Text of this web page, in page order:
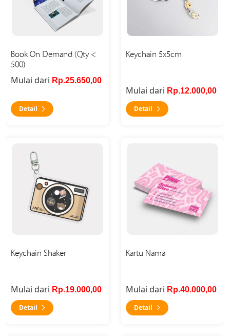
Book On Demand (Qty <
500)
Mulai dari Rp.25.650,00
Detail
Keychain 5x5cm
Mulai dari Rp.12.000,00
Detail
Keychain Shaker
Mulai dari Rp.19.000,00
Detail
Kartu Nama
Mulai dari Rp.40.000,00
Detail